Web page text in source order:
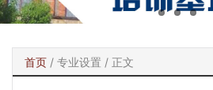
首页 / 专业设置 / 正文